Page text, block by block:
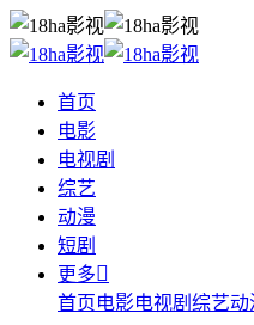
首页
电影
电视剧
综艺
动漫
短剧
更多
首页电影电视剧 综艺动